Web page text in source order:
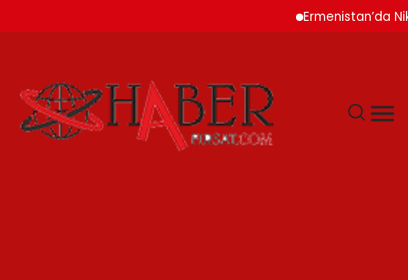
Ermenistan’da Nikol